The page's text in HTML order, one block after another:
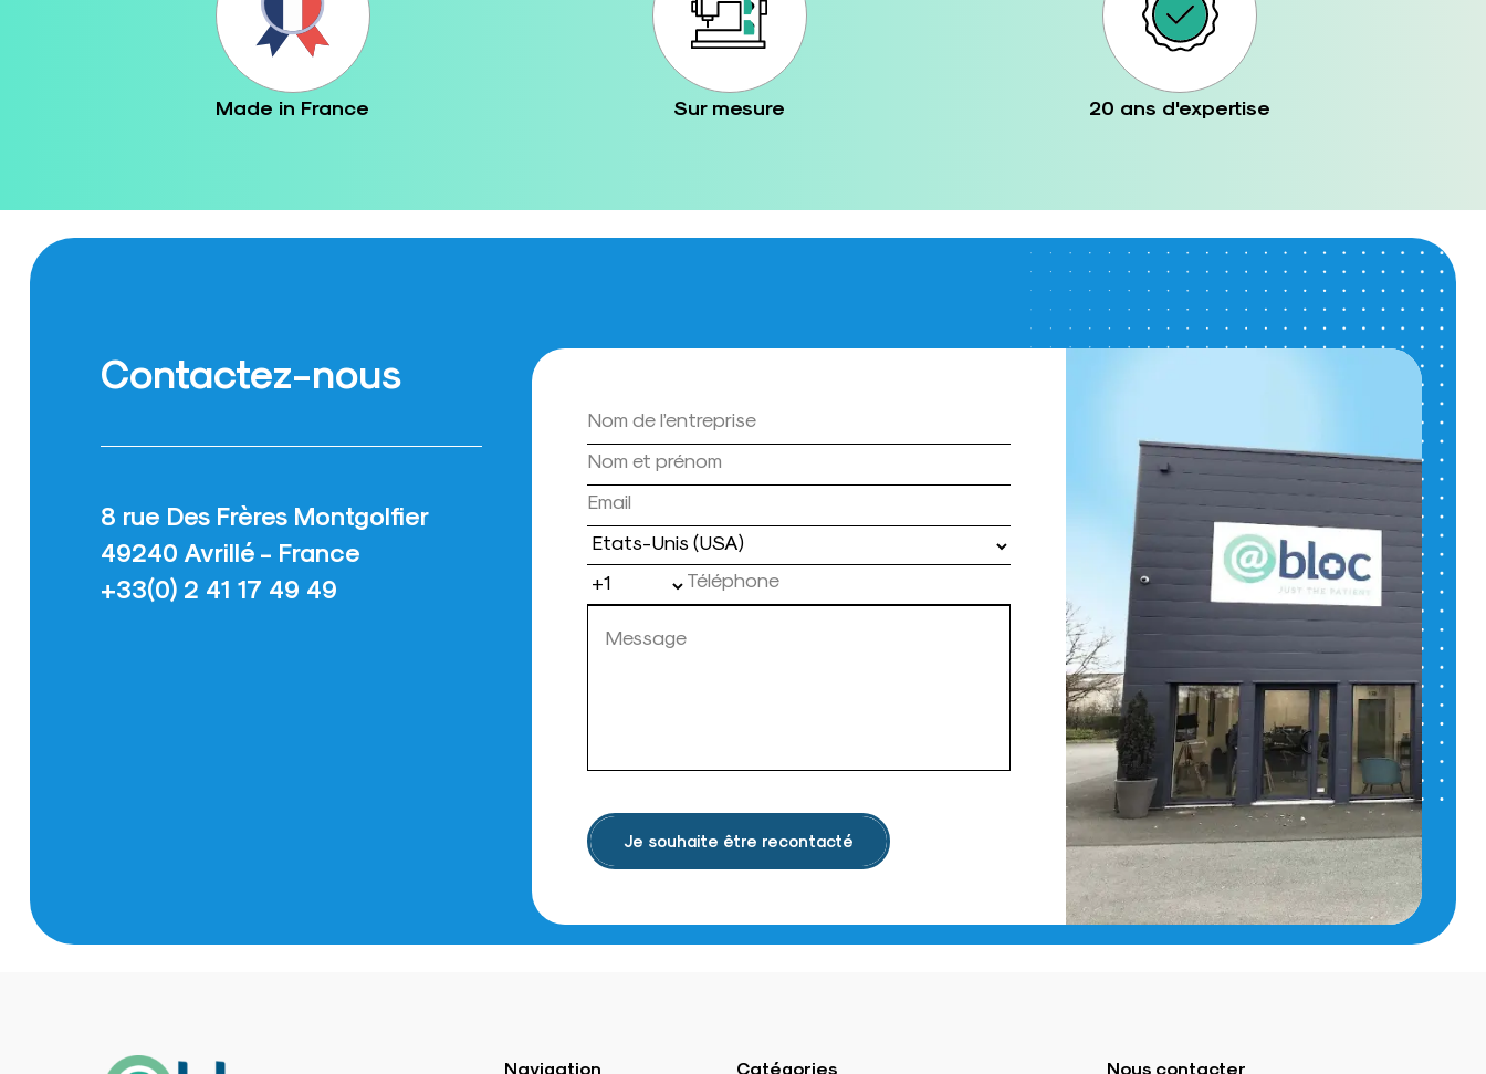
Made in France Sur mesure 20 ans d'expertise
Contactez-nous
8 rue Des Frères Montgolfier
49240 Avrillé - France
+33(0) 2 41 17 49 49
Pays
Je souhaite être recontacté
Navigation Catégories Nous contacter